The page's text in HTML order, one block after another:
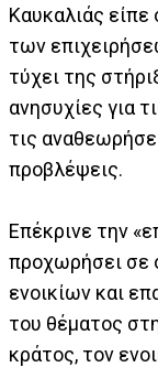
Καυκαλιάς
των
τύχει της
ανησυχίες για
τις
προβλέψεις.
Επέκρινε την
προχωρήσει σε
ενοικίων και
του θέματος
κράτος, τον